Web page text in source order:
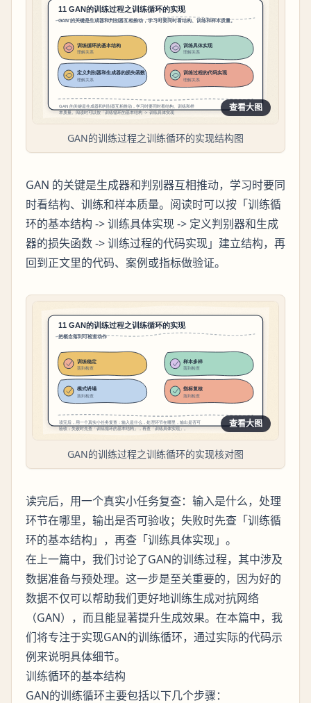
查看大图
GAN的训练过程之训练循环的实现结构图
GAN 的关键是生成器和判别器互相推动，学习时要同
时看结构、训练和样本质量。阅读时可以按「训练循
环的基本结构 -> 训练具体实现 -> 定义判别器和生成
器的损失函数 -> 训练过程的代码实现」建立结构，再
回到正文里的代码、案例或指标做验证。
查看大图
GAN的训练过程之训练循环的实现核对图
读完后，用一个真实小任务复查：输入是什么，处理
环节在哪里，输出是否可验收；失败时先查「训练循
环的基本结构」，再查「训练具体实现」。
在上一篇中，我们讨论了GAN的训练过程，其中涉及
数据准备与预处理。这一步是至关重要的，因为好的
数据不仅可以帮助我们更好地训练生成对抗网络
（GAN），而且能显著提升生成效果。在本篇中，我
们将专注于实现GAN的训练循环，通过实际的代码示
例来说明具体细节。
训练循环的基本结构
GAN的训练循环主要包括以下几个步骤：